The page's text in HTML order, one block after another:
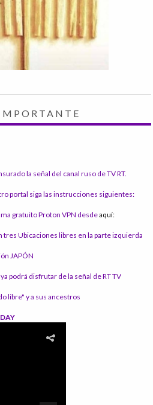
la señal del canal ruso de TV RT.
portal siga las instrucciones siguientes:
gratuito Proton VPN desdeaquí:
tres Ubicaciones libres en la parte izquierda
JAPÓN
podrá disfrutar de la señal de RT TV
libre" y a sus ancestros